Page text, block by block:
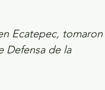
Ecatepec, tomaron
Defensa de la